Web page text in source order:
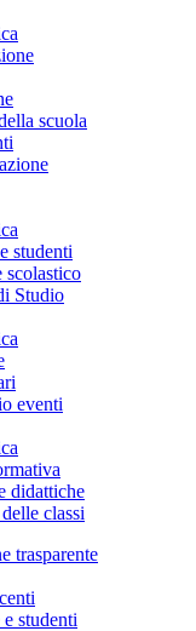
scuola
studenti
scolastico
Studio
eventi
didattiche
classi
trasparente
studenti